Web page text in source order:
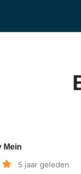
Mein
5 jaar geleden